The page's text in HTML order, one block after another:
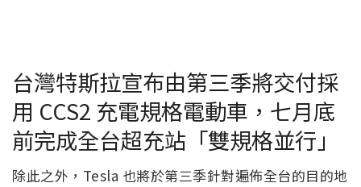
台灣特斯拉宣布由第三季將交付採
用 CCS2 充電規格電動車，七月底
前完成全台超充站「雙規格並行」
除此之外，Tesla 也將於第三季針對遍佈全台的目的地